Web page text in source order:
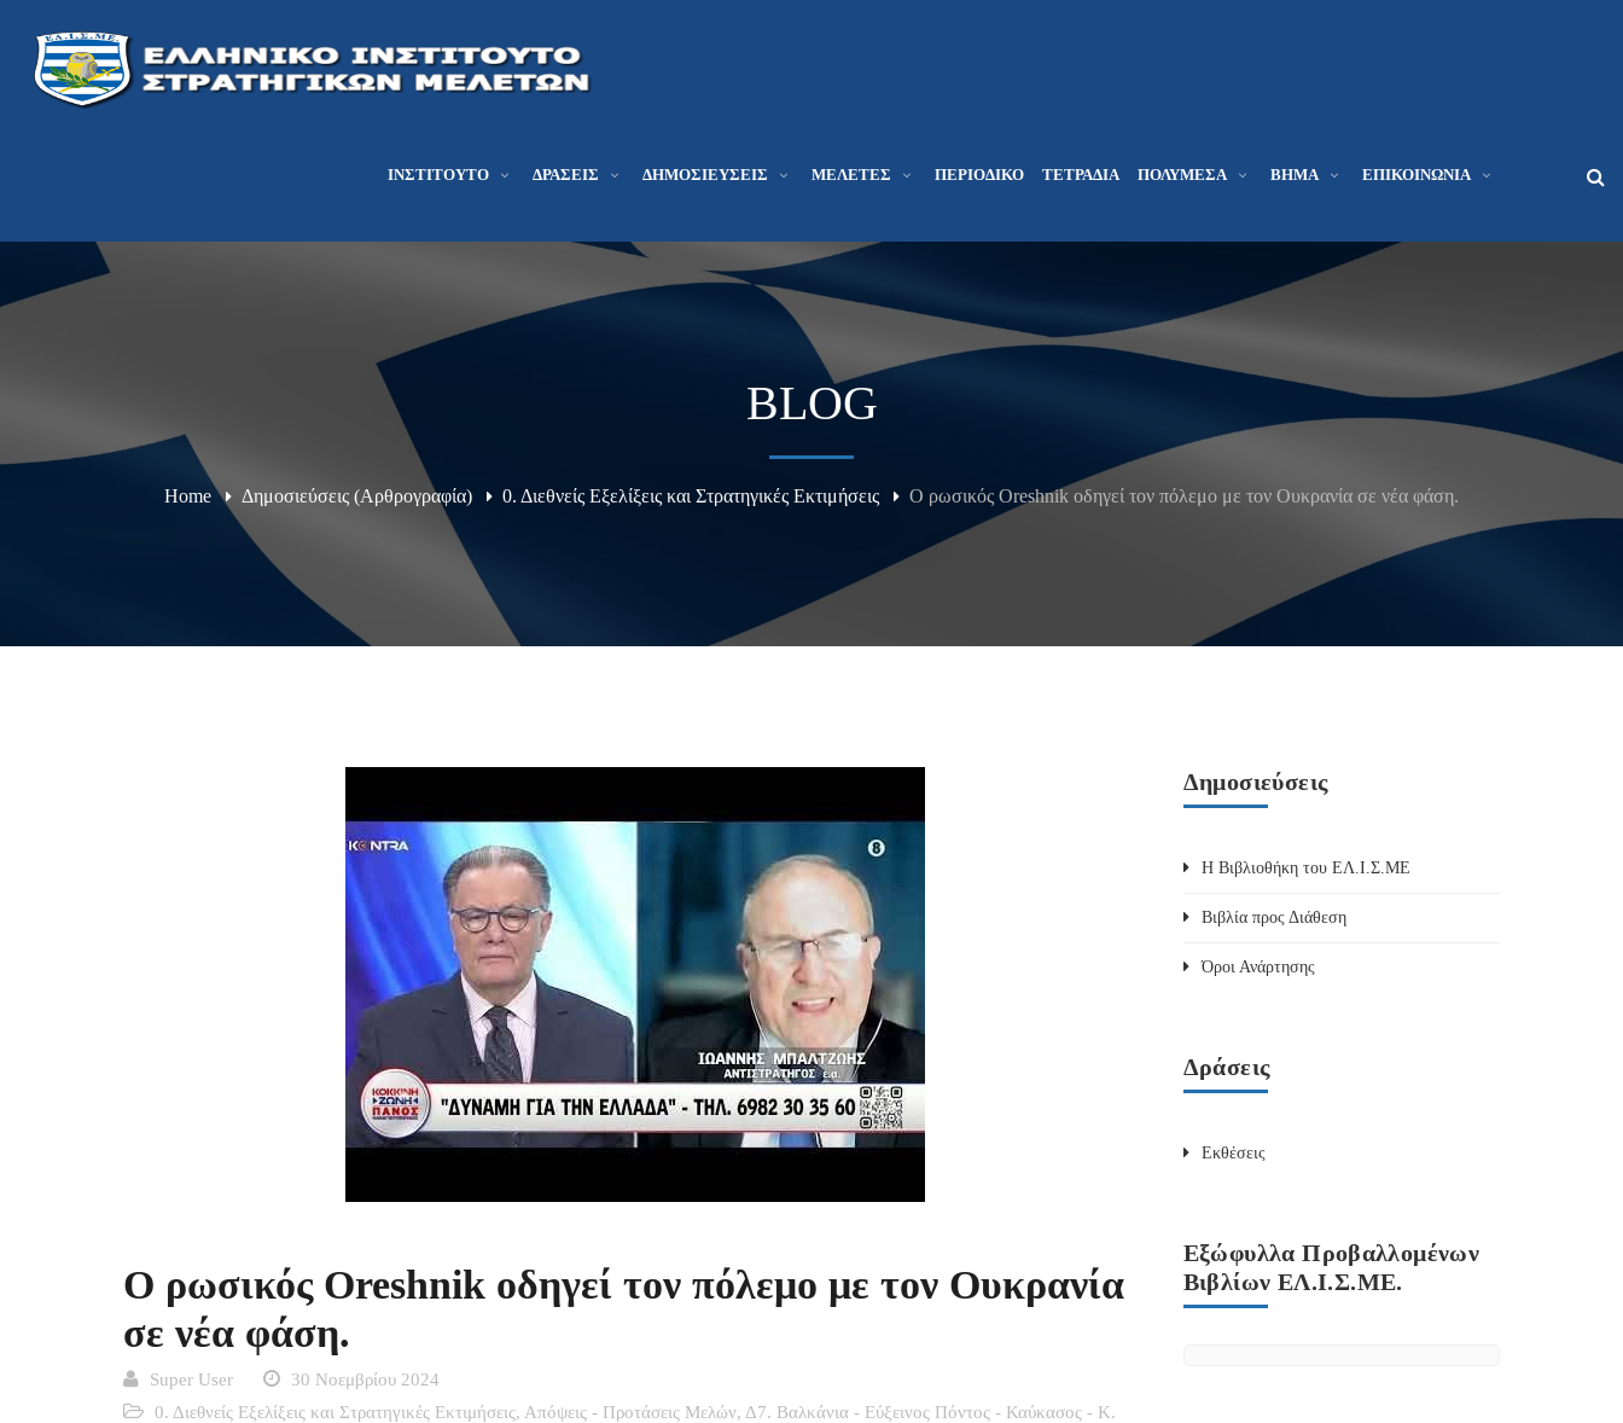
ΙΝΣΤΙΤΟΎΤΟ ΔΡΆΣΕΙΣ ΔΗΜΟΣΙΕΎΣΕΙΣ ΜΕΛΕΤΕΣ ΠΕΡΙΟΔΙΚΌ ΤΕΤΡΆΔΙΑ ΠΟΛΥΜΈΣΑ ΒΉΜΑ ΕΠΙΚΟΙΝΩΝΊΑ
BLOG
Home Δημοσιεύσεις (Αρθρογραφία) 0. Διεθνείς Εξελίξεις και Στρατηγικές Εκτιμήσεις Ο ρωσικός Oreshnik οδηγεί τον πόλεμο με τον Ουκρανία σε νέα φάση.
Ο ρωσικός Oreshnik οδηγεί τον πόλεμο με τον Ουκρανία
σε νέα φάση.
Super User
30 Νοεμβρίου 2024
0. Διεθνείς Εξελίξεις και Στρατηγικές Εκτιμήσεις, Απόψεις - Προτάσεις Μελών, Δ7. Βαλκάνια - Εύξεινος Πόντος - Καύκασος - Κ.
Δημοσιεύσεις
Η Βιβλιοθήκη του ΕΛ.Ι.Σ.ΜΕ
Βιβλία προς Διάθεση
Όροι Ανάρτησης
Δράσεις
Εκθέσεις
Εξώφυλλα Προβαλλομένων
Βιβλίων ΕΛ.Ι.Σ.ΜΕ.